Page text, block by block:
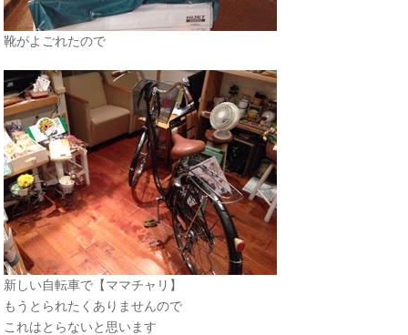
靴がよごれたので
新しい自転車で【ママチャリ】
もうとられたくありませんので
これはとらないと思います